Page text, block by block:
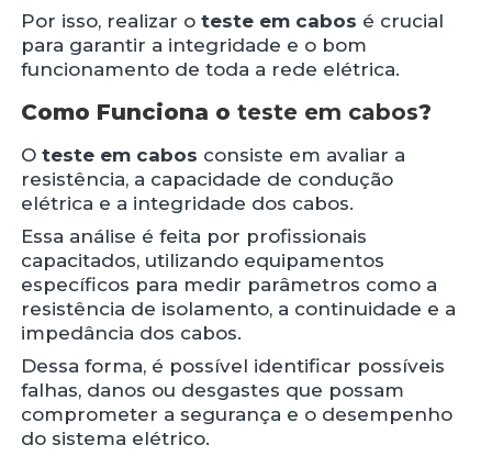
Por isso, realizar oteste em cabos é crucial
para garantir a integridade e o bom
funcionamento de toda a rede elétrica.
Como Funciona oteste em cabos?
Oteste em cabos consiste em avaliar a
resistência, a capacidade de condução
elétrica e a integridade dos cabos.
Essa análise é feita por profissionais
capacitados, utilizando equipamentos
específicos para medir parâmetros como a
resistência de isolamento, a continuidade e a
impedância dos cabos.
Dessa forma, é possível identificar possíveis
falhas, danos ou desgastes que possam
comprometer a segurança e o desempenho
do sistema elétrico.